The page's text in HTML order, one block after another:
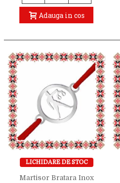
Adauga in cos
LICHIDARE DE STOC
Martisor Bratara Inox